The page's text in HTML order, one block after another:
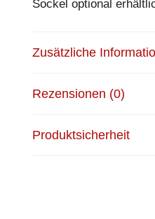
Sockel optional
Zusätzliche
Rezensionen (0)
Produktsicherheit